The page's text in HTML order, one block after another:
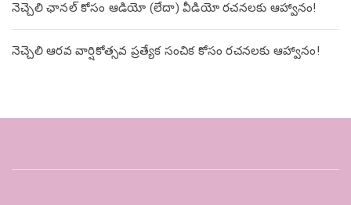
నెచ్చెలి ఛానల్ కోసం ఆడియో (లేదా) వీడియో రచనలకు ఆహ్వానం!
నెచ్చెలి ఆరవ వార్షికోత్సవ ప్రత్యేక సంచిక కోసం రచనలకు ఆహ్వానం!